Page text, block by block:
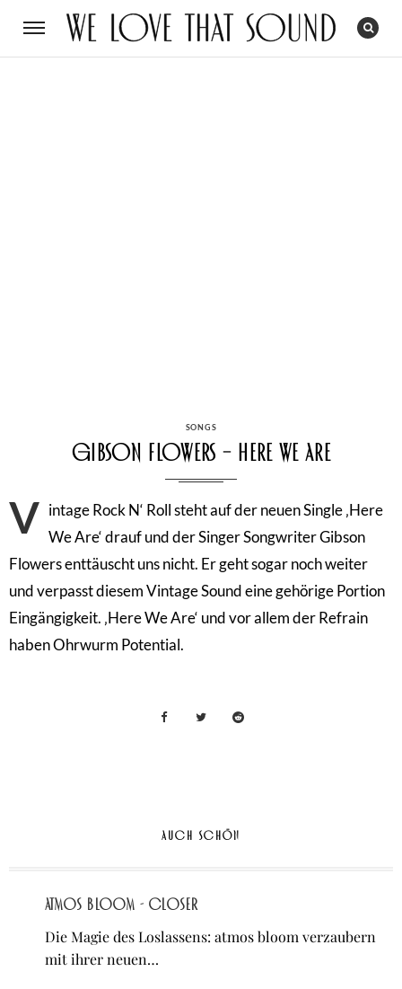
CATEGORIES
SONGS
Gibson Flowers – Here We Are
V intage Rock N‘ Roll steht auf der neuen Single ‚Here
We Are‘ drauf und der Singer Songwriter Gibson
Flowers enttäuscht uns nicht. Er geht sogar noch weiter
und verpasst diesem Vintage Sound eine gehörige Portion
Eingängigkeit. ‚Here We Are‘ und vor allem der Refrain
haben Ohrwurm Potential.
AUCH SCHÖN
atmos bloom - Closer
Die Magie des Loslassens: atmos bloom verzaubern
mit ihrer neuen…